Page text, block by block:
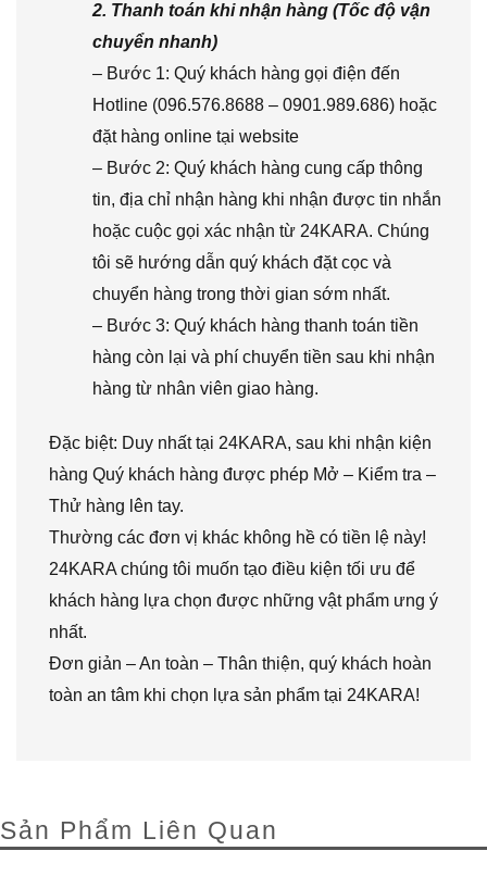
2. Thanh toán khi nhận hàng (Tốc độ vận
chuyển nhanh)
– Bước 1: Quý khách hàng gọi điện đến
Hotline (096.576.8688 – 0901.989.686) hoặc
đặt hàng online tại website
– Bước 2: Quý khách hàng cung cấp thông
tin, địa chỉ nhận hàng khi nhận được tin nhắn
hoặc cuộc gọi xác nhận từ 24KARA. Chúng
tôi sẽ hướng dẫn quý khách đặt cọc và
chuyển hàng trong thời gian sớm nhất.
– Bước 3: Quý khách hàng thanh toán tiền
hàng còn lại và phí chuyển tiền sau khi nhận
hàng từ nhân viên giao hàng.
Đặc biệt: Duy nhất tại 24KARA, sau khi nhận kiện
hàng Quý khách hàng được phép Mở – Kiểm tra –
Thử hàng lên tay.
Thường các đơn vị khác không hề có tiền lệ này!
24KARA chúng tôi muốn tạo điều kiện tối ưu để
khách hàng lựa chọn được những vật phẩm ưng ý
nhất.
Đơn giản – An toàn – Thân thiện, quý khách hoàn
toàn an tâm khi chọn lựa sản phẩm tại 24KARA!
Sản Phẩm Liên Quan